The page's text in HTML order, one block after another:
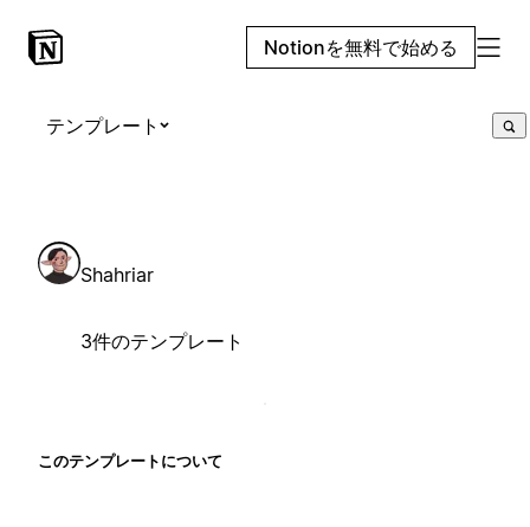
Notionを無料で始める
テンプレート
Shahriar
3件のテンプレート
このテンプレートについて